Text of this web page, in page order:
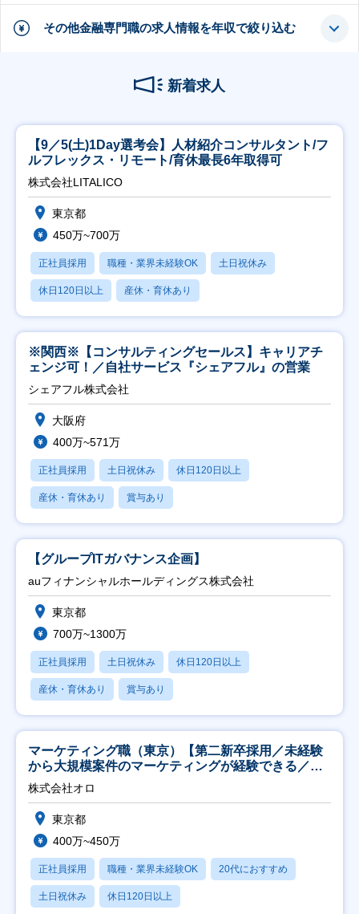
その他金融専門職の求人情報を年収で絞り込む
新着求人
【9／5(土)1Day選考会】人材紹介コンサルタント/フ
ルフレックス・リモート/育休最長6年取得可
株式会社LITALICO
東京都
450万~700万
正社員採用 職種・業界未経験OK 土日祝休み
休日120日以上 産休・育休あり
※関西※【コンサルティングセールス】キャリアチ
ェンジ可！／自社サービス『シェアフル』の営業
シェアフル株式会社
大阪府
400万~571万
正社員採用 土日祝休み 休日120日以上
産休・育休あり 賞与あり
【グループITガバナンス企画】
auフィナンシャルホールディングス株式会社
東京都
700万~1300万
正社員採用 土日祝休み 休日120日以上
産休・育休あり 賞与あり
マーケティング職（東京）【第二新卒採用／未経験
から大規模案件のマーケティングが経験できる／研
修充実】
株式会社オロ
東京都
400万~450万
正社員採用 職種・業界未経験OK 20代におすすめ
土日祝休み 休日120日以上